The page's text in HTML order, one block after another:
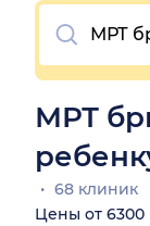
Очистить
МРТ
68 клиник
Цены от 6300